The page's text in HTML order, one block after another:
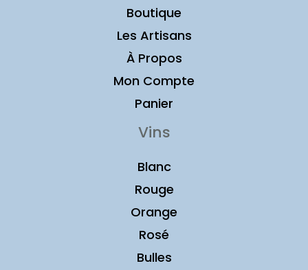
Boutique
Les Artisans
À Propos
Mon Compte
Panier
Vins
Blanc
Rouge
Orange
Rosé
Bulles